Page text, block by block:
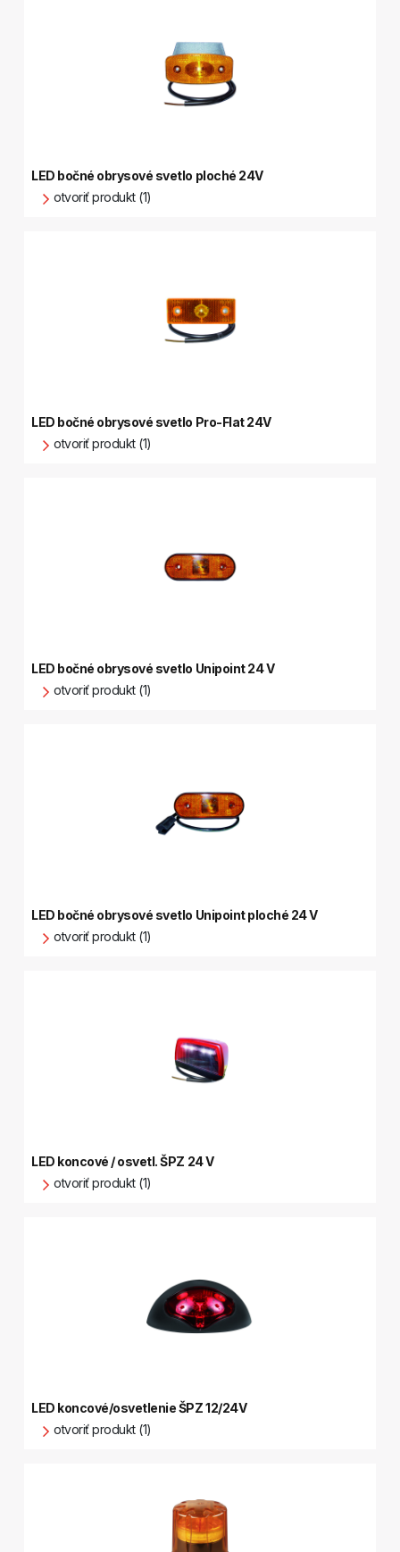
LED bočné obrysové svetlo ploché 24V
otvoriť produkt (1)
LED bočné obrysové svetlo Pro-Flat 24V
otvoriť produkt (1)
LED bočné obrysové svetlo Unipoint 24 V
otvoriť produkt (1)
LED bočné obrysové svetlo Unipoint ploché 24 V
otvoriť produkt (1)
LED koncové / osvetl. ŠPZ 24 V
otvoriť produkt (1)
LED koncové/osvetlenie ŠPZ 12/24V
otvoriť produkt (1)